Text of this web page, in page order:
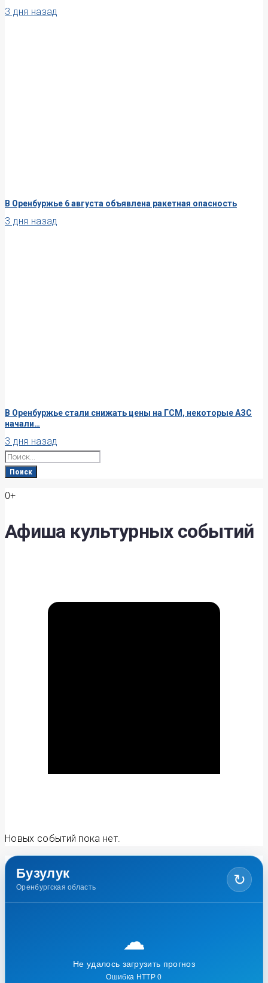
3 дня назад
В Оренбуржье 6 августа объявлена ракетная опасность
3 дня назад
В Оренбуржье стали снижать цены на ГСМ, некоторые АЗС
начали…
3 дня назад
Search
for:
Поиск
0+
Афиша культурных событий
Новых событий пока нет.
Бузулук
Оренбургская область ↻
☁
Не удалось загрузить прогноз
Ошибка HTTP 0